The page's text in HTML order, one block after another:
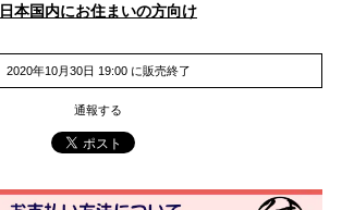
日本国内にお住まいの方向け
2020年10月30日 19:00 に販売終了
通報する